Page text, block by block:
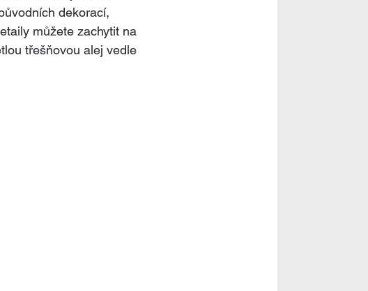
dekorací,
můžete zachytit na
třešňovou alej vedle